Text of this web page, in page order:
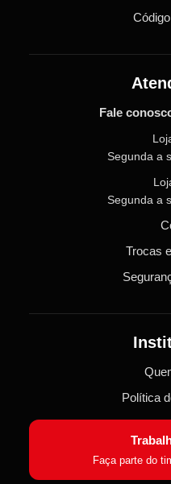
Fale
Segunda a
Segunda a
Trocas
Política
Faça parte do